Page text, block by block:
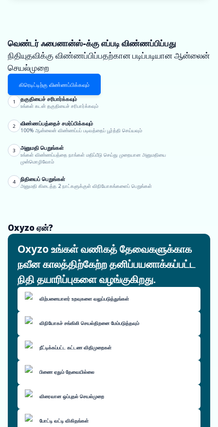
வெண்டர் ஃபைனான்ஸ்-க்கு எப்படி விண்ணப்பிப்பது
நிதியுதவிக்கு விண்ணப்பிப்பதற்கான படிப்படியான ஆன்லைன்
செயல்முறை
கிரெடிட்டிற்கு விண்ணப்பிக்கவும்
1 தகுதியைச் சரிபார்க்கவும்
உங்கள் கடன் தகுதியைச் சரிபார்க்கவும்
2 விண்ணப்பத்தைச் சமர்ப்பிக்கவும்
100% ஆன்லைன் விண்ணப்பப் படிவத்தைப் பூர்த்தி செய்யவும்
3 அனுமதி பெறுங்கள்
உங்கள் விண்ணப்பத்தை நாங்கள் மதிப்பீடு செய்து முறையான அனுமதியை
முன்மொழிவோம்
4 நிதியைப் பெறுங்கள்
அனுமதி கிடைத்த 2 நாட்களுக்குள் விநியோகங்களைப் பெறுங்கள்
Oxyzo ஏன்?
Oxyzo உங்கள் வணிகத் தேவைகளுக்காக
நவீன காலத்திற்கேற்ற தனிப்பயனாக்கப்பட்ட
நிதி தயாரிப்புகளை வழங்குகிறது.
விற்பனையாளர் உறவுகளை வலுப்படுத்துங்கள்
விநியோகச் சங்கிலி செயல்திறனை மேம்படுத்தவும்
நீட்டிக்கப்பட்ட கட்டண விதிமுறைகள்
பிணை ஏதும் தேவையில்லை
விரைவான ஒப்புதல் செயல்முறை
போட்டி வட்டி விகிதங்கள்